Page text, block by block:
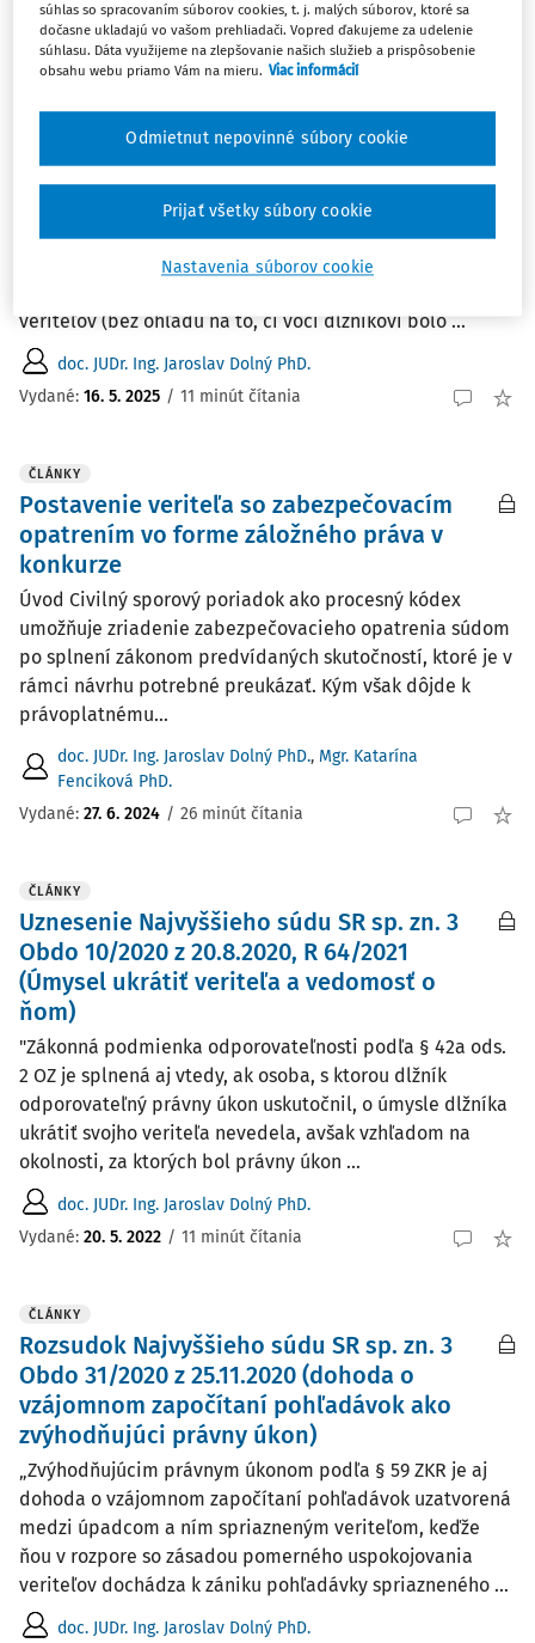
ČLÁNKY
Uznesenie Najvyššieho súdu SR sp. zn. 2
Obdo K 4/2023 z 30.1.2025 (ekvivalentnosť
protiplnenia nezbavuje právny úkon
možnosti jeho odporovateľnosti)
"Na posúdenie určitého právneho úkonu dlžníka ako
zvýhodňujúceho vo všeobecnosti nemusí byť splnená aj
podmienka zmenšenia majetku dlžníka, pokiaľ bol
veriteľov (bez ohľadu na to, či voči dlžníkovi bolo ...
doc. JUDr. Ing. Jaroslav Dolný PhD.
Vydané: 16. 5. 2025 / 11 minút čítania
ČLÁNKY
Postavenie veriteľa so zabezpečovacím
opatrením vo forme záložného práva v
konkurze
Úvod Civilný sporový poriadok ako procesný kódex
umožňuje zriadenie zabezpečovacieho opatrenia súdom
po splnení zákonom predvídaných skutočností, ktoré je v
rámci návrhu potrebné preukázať. Kým však dôjde k
právoplatnému...
doc. JUDr. Ing. Jaroslav Dolný PhD., Mgr. Katarína
Fenciková PhD.
Vydané: 27. 6. 2024 / 26 minút čítania
ČLÁNKY
Uznesenie Najvyššieho súdu SR sp. zn. 3
Obdo 10/2020 z 20.8.2020, R 64/2021
(Úmysel ukrátiť veriteľa a vedomosť o
ňom)
"Zákonná podmienka odporovateľnosti podľa § 42a ods.
2 OZ je splnená aj vtedy, ak osoba, s ktorou dlžník
odporovateľný právny úkon uskutočnil, o úmysle dlžníka
ukrátiť svojho veriteľa nevedela, avšak vzhľadom na
okolnosti, za ktorých bol právny úkon ...
doc. JUDr. Ing. Jaroslav Dolný PhD.
Vydané: 20. 5. 2022 / 11 minút čítania
ČLÁNKY
Rozsudok Najvyššieho súdu SR sp. zn. 3
Obdo 31/2020 z 25.11.2020 (dohoda o
vzájomnom započítaní pohľadávok ako
zvýhodňujúci právny úkon)
„Zvýhodňujúcim právnym úkonom podľa § 59 ZKR je aj
dohoda o vzájomnom započítaní pohľadávok uzatvorená
medzi úpadcom a ním spriazneným veriteľom, keďže
ňou v rozpore so zásadou pomerného uspokojovania
veriteľov dochádza k zániku pohľadávky spriazneného ...
doc. JUDr. Ing. Jaroslav Dolný PhD.
súhlas so spracovaním súborov cookies, t. j. malých súborov, ktoré sa
dočasne ukladajú vo vašom prehliadači. Vopred ďakujeme za udelenie
súhlasu. Dáta využijeme na zlepšovanie našich služieb a prispôsobenie
obsahu webu priamo Vám na mieru. Viac informácií
Nastavenia súborov cookie
Odmietnut nepovinné súbory cookie
Prijať všetky súbory cookie